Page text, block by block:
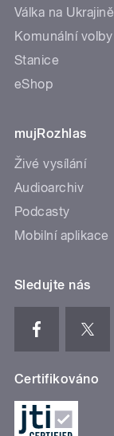
Válka na Ukrajině
Komunální volby
Stanice
eShop
mujRozhlas
Živé vysílání
Audioarchiv
Podcasty
Mobilní aplikace
Sledujte nás
Certifikováno